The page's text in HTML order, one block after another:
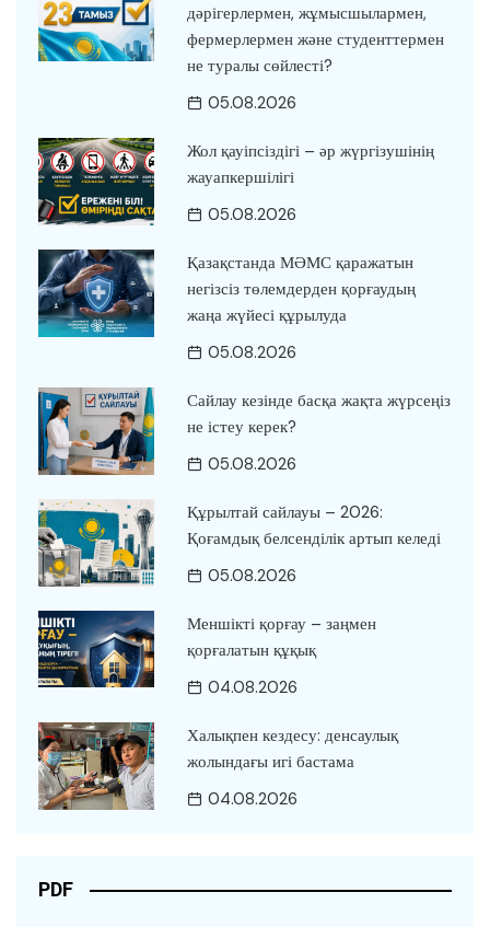
дәрігерлермен, жұмысшылармен,
фермерлермен және студенттермен
не туралы сөйлесті?
05.08.2026
Жол қауіпсіздігі – әр жүргізушінің
жауапкершілігі
05.08.2026
Қазақстанда МӘМС қаражатын
негізсіз төлемдерден қорғаудың
жаңа жүйесі құрылуда
05.08.2026
Сайлау кезінде басқа жақта жүрсеңіз
не істеу керек?
05.08.2026
Құрылтай сайлауы – 2026:
Қоғамдық белсенділік артып келеді
05.08.2026
Меншікті қорғау – заңмен
қорғалатын құқық
04.08.2026
Халықпен кездесу: денсаулық
жолындағы игі бастама
04.08.2026
PDF